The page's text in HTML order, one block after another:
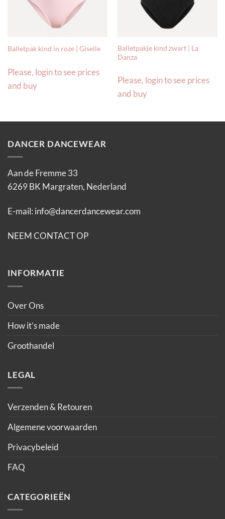
Balletpak kind in roze | Giselle
Please, login to see prices
and buy
Balletpakje kind zwart | La
Danza
Please, login to see prices
and buy
DANCER DANCEWEAR
Aan de Fremme 33
6269 BK Margraten, Nederland
E-mail: info@dancerdancewear.com
NEEM CONTACT OP
INFORMATIE
Over Ons
How it’s made
Groothandel
LEGAL
Verzenden & Retouren
Algemene voorwaarden
Privacybeleid
FAQ
CATEGORIEËN